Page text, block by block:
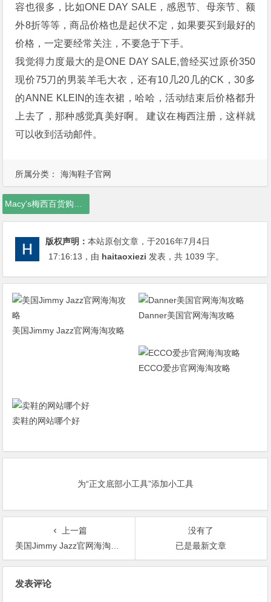
所属分类： 海淘鞋子官网
容也很多，比如ONE DAY SALE，感恩节、母亲节、额
外8折等等，商品价格也是起伏不定，如果要买到最好的
价格，一定要经常关注，不要急于下手。
我觉得力度最大的是ONE DAY SALE,曾经买过原价350
现价75刀的男装羊毛大衣，还有10几20几的CK，30多
的ANNE KLEIN的连衣裙，哈哈，活动结束后价格都升
上去了，那种感觉真美好啊。 建议在梅西注册，这样就
可以收到活动邮件。
版权声明：本站原创文章，于2016年7月4日
17:16:13 ，由 haitaoxiezi 发表，共 1039 字。
美国Jimmy Jazz官网海淘攻略
Danner美国官网海淘攻略
ECCO爱步官网海淘攻略
卖鞋的网站哪个好
为“正文底部小工具”添加小工具
上一篇
美国Jimmy Jazz官网海淘攻略
没有了
已是最新文章
发表评论